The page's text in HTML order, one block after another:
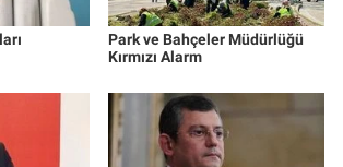
Park ve Bahçeler Müdürlüğü
Kırmızı Alarm